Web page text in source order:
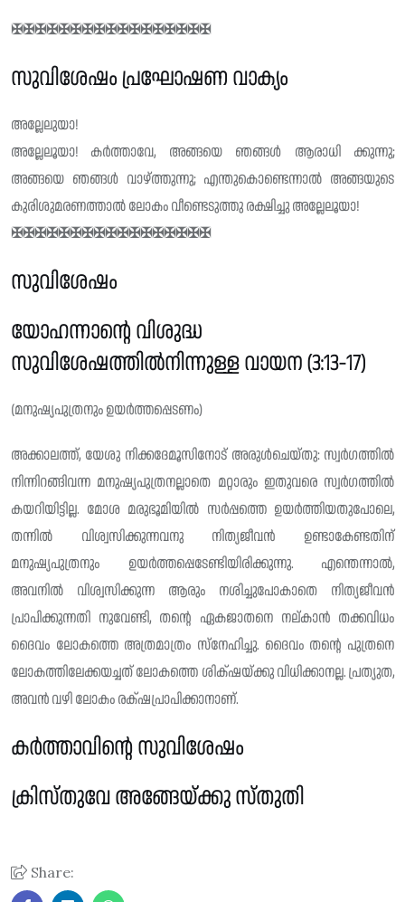
✠✠✠✠✠✠✠✠✠✠✠✠✠✠✠✠✠
സുവിശേഷം പ്രഘോഷണ വാക്യം
അല്ലേലുയാ!
അല്ലേലൂയാ! കർത്താവേ, അങ്ങയെ ഞങ്ങൾ ആരാധി ക്കുന്നു;
അങ്ങയെ ഞങ്ങൾ വാഴ്ത്തുന്നു; എന്തുകൊണ്ടെന്നാൽ അങ്ങയുടെ
കുരിശുമരണത്താൽ ലോകം വീണ്ടെടുത്തു രക്ഷിച്ചു അല്ലേലൂയാ!
✠✠✠✠✠✠✠✠✠✠✠✠✠✠✠✠✠
സുവിശേഷം
യോഹന്നാന്റെ വിശുദ്ധ
സുവിശേഷത്തിൽനിന്നുള്ള വായന (3:13-17)
(മനുഷ്യപുത്രനും ഉയർത്തപ്പെടണം)
അക്കാലത്ത്, യേശു നിക്കദേമൂസിനോട് അരുൾചെയ്തു: സ്വർഗത്തിൽ
നിന്നിറങ്ങിവന്ന മനുഷ്യപുത്രനല്ലാതെ മറ്റാരും ഇതുവരെ സ്വർഗത്തിൽ
കയറിയിട്ടില്ല. മോശ മരുഭൂമിയിൽ സർപ്പത്തെ ഉയർത്തിയതുപോലെ,
തന്നിൽ വിശ്വസിക്കുന്നവനു നിത്യജീവൻ ഉണ്ടാകേണ്ടതിന്
മനുഷ്യപുത്രനും ഉയർത്തപ്പെടേണ്ടിയിരിക്കുന്നു. എന്തെന്നാൽ,
അവനിൽ വിശ്വസിക്കുന്ന ആരും നശിച്ചുപോകാതെ നിത്യജീവൻ
പ്രാപിക്കുന്നതി നുവേണ്ടി, തന്റെ ഏകജാതനെ നല്‌കാൻ തക്കവിധം
ദൈവം ലോകത്തെ അത്രമാത്രം സ്നേഹിച്ചു. ദൈവം തന്റെ പുത്രനെ
ലോകത്തിലേക്കയച്ചത് ലോകത്തെ ശിക്‌ഷയ്ക്കു വിധിക്കാനല്ല. പ്രത്യുത,
അവൻ വഴി ലോകം രക്‌ഷപ്രാപിക്കാനാണ്.
കർത്താവിൻ്റെ സുവിശേഷം
ക്രിസ്തുവേ അങ്ങേയ്ക്കു സ്തുതി
Share: